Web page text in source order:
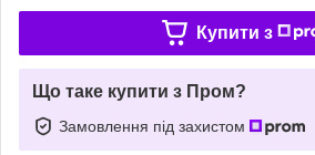
Купити з
Що таке купити з Пром?
Замовлення під захистом